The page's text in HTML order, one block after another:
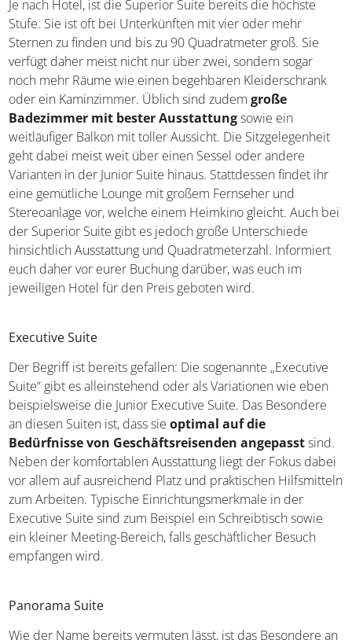
Superior Suite
Je nach Hotel, ist die Superior Suite bereits die höchste
Stufe. Sie ist oft bei Unterkünften mit vier oder mehr
Sternen zu finden und bis zu 90 Quadratmeter groß. Sie
verfügt daher meist nicht nur über zwei, sondern sogar
noch mehr Räume wie einen begehbaren Kleiderschrank
oder ein Kaminzimmer. Üblich sind zudemgroße
Badezimmer mit bester Ausstattungsowie ein
weitläufiger Balkon mit toller Aussicht. Die Sitzgelegenheit
geht dabei meist weit über einen Sessel oder andere
Varianten in der Junior Suite hinaus. Stattdessen findet ihr
eine gemütliche Lounge mit großem Fernseher und
Stereoanlage vor, welche einem Heimkino gleicht. Auch
bei der Superior Suite gibt es jedoch große Unterschiede
jeweiligen Hotel für den Preis geboten wird.
Executive Suite
Der Begriff ist bereits gefallen: Die sogenannte „Executive
Suite“ gibt es alleinstehend oder als Variationen wie eben
beispielsweise die Junior Executive Suite. Das Besondere
an diesen Suiten ist, dass sieoptimal auf die
Bedürfnisse von Geschäftsreisenden angepasst
sind. Neben der komfortablen Ausstattung liegt der Fokus
dabei vor allem auf ausreichend Platz und praktischen
Hilfsmitteln zum Arbeiten. Typische
Bereich, falls geschäftlicher Besuch empfangen wird.